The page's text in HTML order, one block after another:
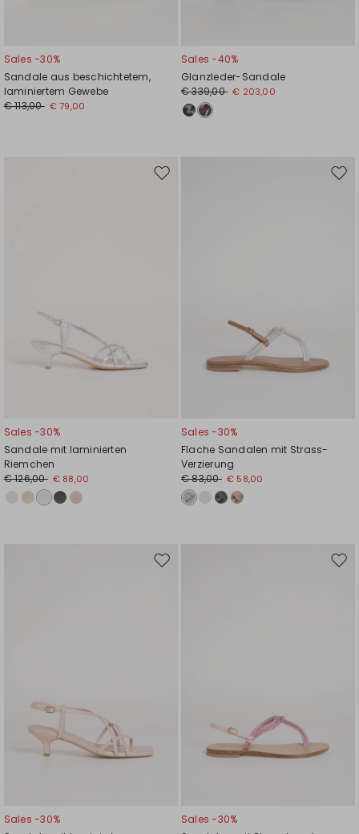
Sales -30%
Sandale aus beschichtetem,
laminiertem Gewebe
€ 113,00 € 79,00
Sales -40%
Glanzleder-Sandale
€ 339,00 € 203,00
Auf
Sales -30%
Sandale mit laminierten
Riemchen
€ 126,00 € 88,00
Auf
Sales -30%
Flache Sandalen mit Strass-
Verzierung
€ 83,00 € 58,00
Auf
Sales -30%
Auf
Sales -30%